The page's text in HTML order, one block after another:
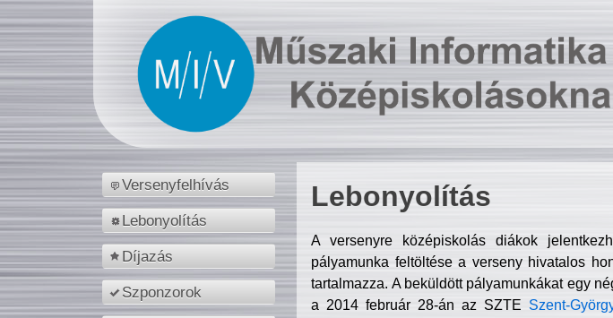
Versenyfelhívás
Lebonyolítás
Díjazás
Szponzorok
Lebonyolítás
A versenyre középiskolás diákok
pályamunka feltöltése a verseny hivatalos
tartalmazza. A beküldött pályamunkákat egy
a 2014 február 28-án az SZTE Szent-